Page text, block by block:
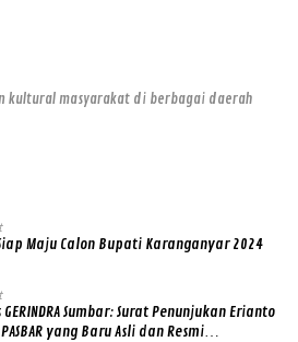
kultural masyarakat di berbagai daerah
Maju Calon Bupati Karanganyar 2024
GERINDRA Sumbar: Surat Penunjukan Erianto
yang Baru Asli dan Resmi